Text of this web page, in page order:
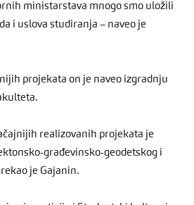
ministarstava mnogo smo uložili
i uslova studiranja – naveo je
projekata on je naveo izgradnju
realizovanih projekata je
građevinsko-geodetskog i
je Gajanin.